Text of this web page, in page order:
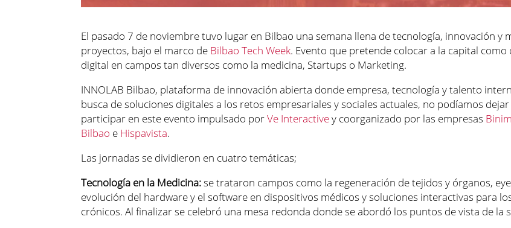
El pasado 7 de noviembre tuvo lugar en Bilbao una semana llena detecnología, innovación y
proyectos, bajo el marco de Bilbao Tech Week. Evento que pretende colocar a la capital
digital en campos tan diversos como la medicina, Startups o Marketing.
INNOLAB Bilbao, plataforma de innovación abierta donde empresa, tecnología y talento
busca de soluciones digitales a los retos empresariales y sociales actuales, no podíamos
participar en este evento impulsado porVe Interactivey coorganizado por las empresas
Bilbao e Hispavista.
Las jornadas se dividieron en cuatro temáticas;
Tecnología en la Medicina:se trataron campos como la regeneración de tejidos y órganos,
evolución del hardware y el software en dispositivos médicos y soluciones interactivas para
crónicos. Al finalizar se celebró una mesa redonda donde se abordó los puntos de vista de la